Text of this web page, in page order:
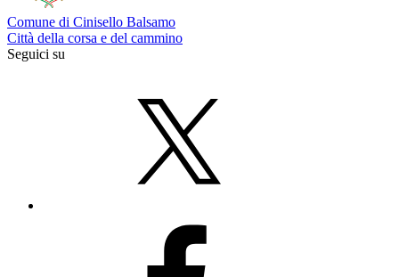
Comune di Cinisello Balsamo
Città della corsa e del cammino
Seguici su